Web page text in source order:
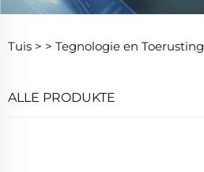
Tuis > > Tegnologie en Toerusting
ALLE PRODUKTE